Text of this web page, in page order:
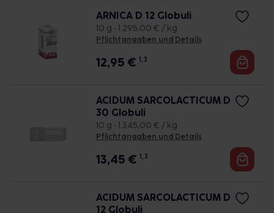
ARNICA D 12 Globuli
10 g • 1.295,00 € / kg
Pflichtangaben und Details
12,95 € 1, 3
ACIDUM SARCOLACTICUM D
30 Globuli
10 g • 1.345,00 € / kg
Pflichtangaben und Details
13,45 € 1, 3
ACIDUM SARCOLACTICUM D
12 Globuli